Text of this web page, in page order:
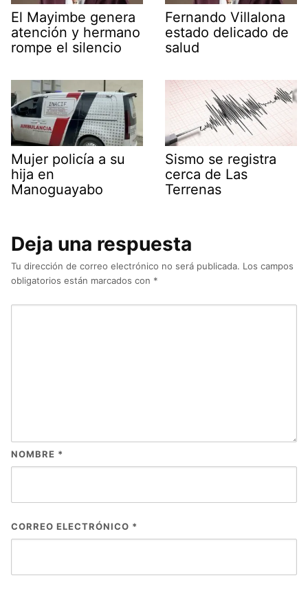
El Mayimbe genera
atención y hermano
rompe el silencio
Fernando Villalona
estado delicado de
salud
Mujer policía a su
hija en
Manoguayabo
Sismo se registra
cerca de Las
Terrenas
Deja una respuesta
Tu dirección de correo electrónico no será publicada. Los campos
obligatorios están marcados con *
NOMBRE *
CORREO ELECTRÓNICO *